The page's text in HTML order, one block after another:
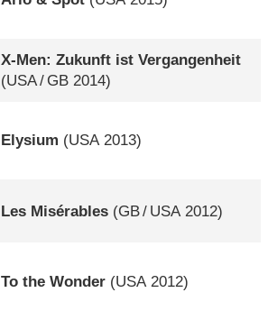
X-Men: Zukunft ist Vergangenheit
(USA/ GB 2014)
Elysium (USA2013)
Les Misérables (GB/ USA 2012)
To the Wonder (USA 2012)